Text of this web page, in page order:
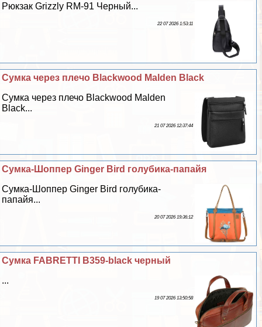
Рюкзак Grizzly RM-91 Черный...
22 07 2026 1:53:11
Сумка через плечо Blackwood Malden Black
Сумка через плечо Blackwood Malden
Black...
21 07 2026 12:37:44
Сумка-Шоппер Ginger Bird гoлyбика-папайя
Сумка-Шоппер Ginger Bird гoлyбика-
папайя...
20 07 2026 19:36:12
Сумка FABRETTI B359-black черный
...
19 07 2026 13:50:58